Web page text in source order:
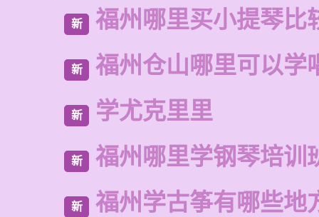
新 福州哪里买小提琴比
新 福州仓山哪里可以学
新 学尤克里里
新 福州哪里学钢琴培训
新 福州学古筝有哪些地